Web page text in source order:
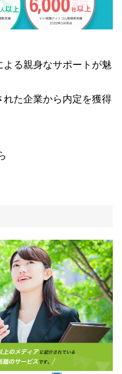
る親身なサポートが魅
た企業から内定を獲得